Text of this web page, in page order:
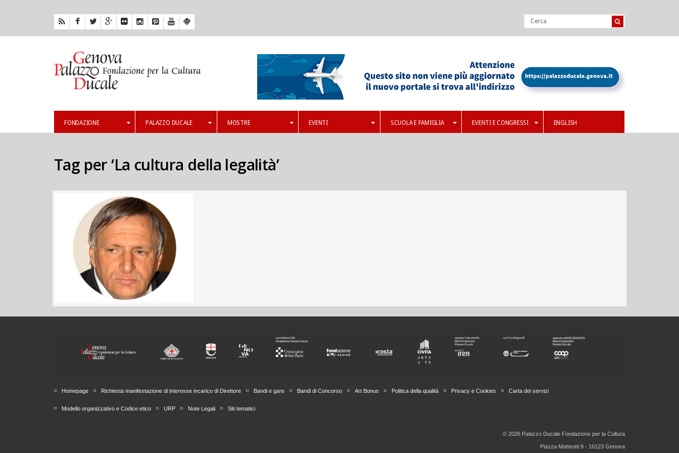
FONDAZIONE PALAZZO DUCALE MOSTRE EVENTI SCUOLA E FAMIGLIA EVENTI E CONGRESSI ENGLISH
Tag per ‘La cultura della legalità’
Homepage Richiesta manifestazione di interesse incarico di Direttore Bandi e gare Bandi di Concorso Art Bonus Politica della qualità Privacy e Cookies Carta dei servizi
Modello organizzativo e Codice etico URP Note Legali Siti tematici
© 2026 Palazzo Ducale Fondazione per la Cultura
Piazza Matteotti 9 - 16123 Genova